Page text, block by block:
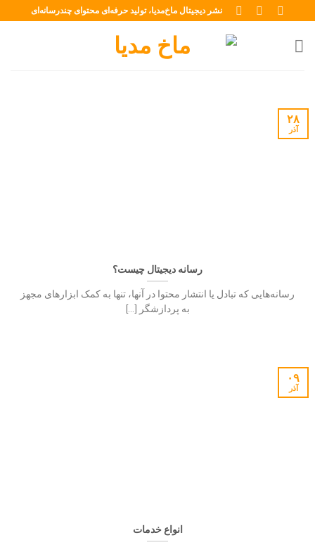
محتوا
بروید
نشر دیجیتال ماخ‌مدیا، تولید حرفه‌ای محتوای چندرسانه‌ای
رسانه دیجیتال چیست؟
رسانه‌هایی که تبادل یا انتشار محتوا در آنها، تنها به کمک ابزارهای مجهز
به پردازشگر [...]
۲۸
آذر
انواع خدمات
۰۹
آذر